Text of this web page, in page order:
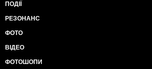
ПОДІЇ
РЕЗОНАНС
ФОТО
ВІДЕО
ФОТОШОПИ